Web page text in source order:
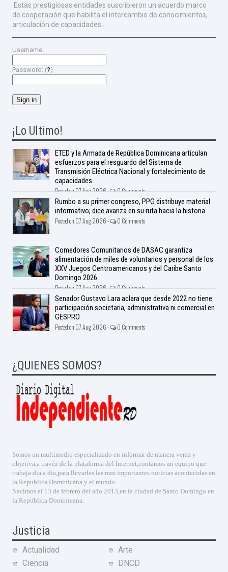
Estas prestigiosas entidades suscribieron un acuerdo marco
de cooperación que habilita el intercambio de conocimientos,
articulación de capacidades...
Username:
Password: (?)
¡Lo Ultimo!
ETED y la Armada de República Dominicana articulan
esfuerzos para el resguardo del Sistema de
Transmisión Eléctrica Nacional y fortalecimiento de
capacidades.
Posted on 07 Aug 2026 - 0 Comments
Rumbo a su primer congreso, PPG distribuye material
informativo; dice avanza en su ruta hacia la historia
Posted on 07 Aug 2026 - 0 Comments
Comedores Comunitarios de DASAC garantiza
alimentación de miles de voluntarios y personal de los
XXV Juegos Centroamericanos y del Caribe Santo
Domingo 2026
Posted on 07 Aug 2026 - 0 Comments
Senador Gustavo Lara aclara que desde 2022 no tiene
participación societaria, administrativa ni comercial en
GESPRO
Posted on 07 Aug 2026 - 0 Comments
¿QUIENES SOMOS?
Somos un multimedio especializado en informar de manera veraz y
objetiva,a travéz de la plataforma del Internet,contamos un equipo que
trabaja dia a dia,para llevarles las mas importantes noticias acontecidas en
la Republica Dominicana y el mundo.
Nacimos el 13 de febrero del año 2013,en la ciudad de Santo Domingo en
la República Dominicana.
Justicia
Actualidad
Arte
Ciencia
DNCD